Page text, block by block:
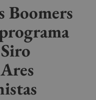
Boomers